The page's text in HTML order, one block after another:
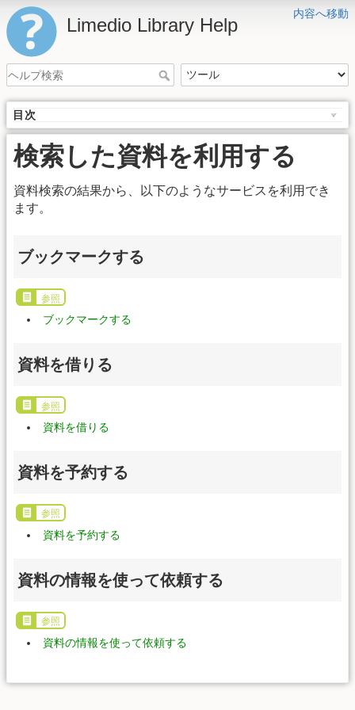
内容へ移動
Limedio Library Help
目次
検索した資料を利用する
資料検索の結果から、以下のようなサービスを利用でき
ます。
ブックマークする
参照
ブックマークする
資料を借りる
参照
資料を借りる
資料を予約する
参照
資料を予約する
資料の情報を使って依頼する
参照
資料の情報を使って依頼する